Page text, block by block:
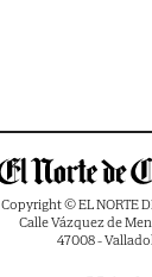
Copyright © EL NORTE
Calle Vázquez de
47008 -